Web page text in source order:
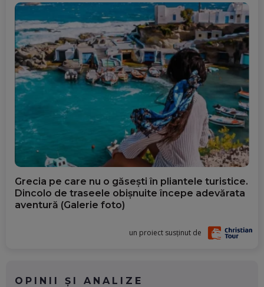
Grecia pe care nu o găsești în pliantele turistice.
Dincolo de traseele obișnuite începe adevărata
aventură (Galerie foto)
un proiect susținut de
OPINII ȘI ANALIZE